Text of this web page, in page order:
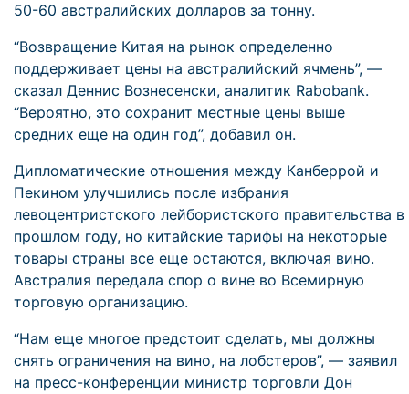
50-60 австралийских долларов за тонну.
“Возвращение Китая на рынок определенно
поддерживает цены на австралийский ячмень”, —
сказал Деннис Вознесенски, аналитик Rabobank.
“Вероятно, это сохранит местные цены выше
средних еще на один год”, добавил он.
Дипломатические отношения между Канберрой и
Пекином улучшились после избрания
левоцентристского лейбористского правительства в
прошлом году, но китайские тарифы на некоторые
товары страны все еще остаются, включая вино.
Австралия передала спор о вине во Всемирную
торговую организацию.
“Нам еще многое предстоит сделать, мы должны
снять ограничения на вино, на лобстеров”, — заявил
на пресс-конференции министр торговли Дон